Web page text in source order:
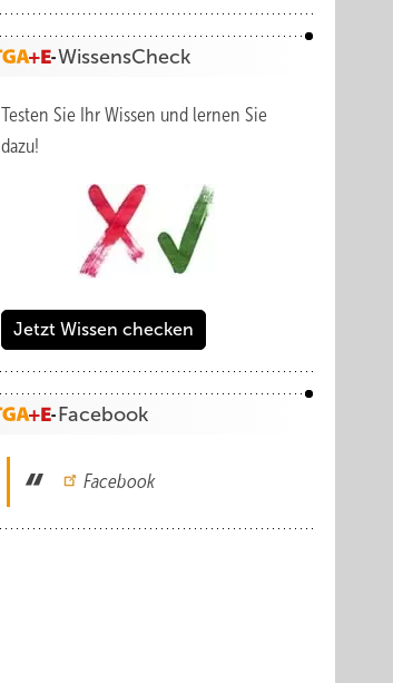
WissensCheck
Testen Sie Ihr Wissen und lernen Sie
dazu!
Jetzt Wissen checken
Facebook
Facebook